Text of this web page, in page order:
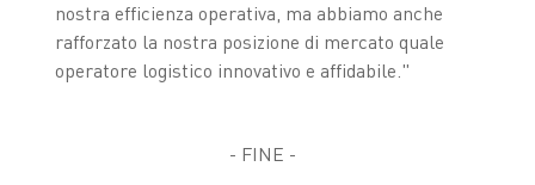
nostra efficienza operativa, ma abbiamo anche
rafforzato la nostra posizione di mercato quale
operatore logistico innovativo e affidabile."
- FINE -